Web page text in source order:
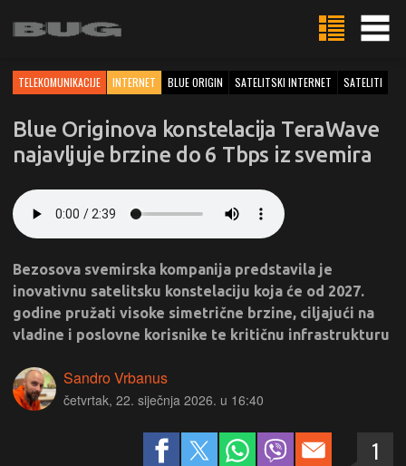
TELEKOMUNIKACIJE INTERNET BLUE ORIGIN SATELITSKI INTERNET SATELITI
Blue Originova konstelacija TeraWave
najavljuje brzine do 6 Tbps iz svemira
Bezosova svemirska kompanija predstavila je
inovativnu satelitsku konstelaciju koja će od 2027.
godine pružati visoke simetrične brzine, ciljajući na
vladine i poslovne korisnike te kritičnu infrastrukturu
Sandro Vrbanus
četvrtak, 22. siječnja 2026. u 16:40
1